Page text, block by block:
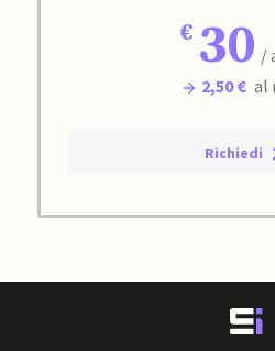
30 /
2,50 € al
Richiedi